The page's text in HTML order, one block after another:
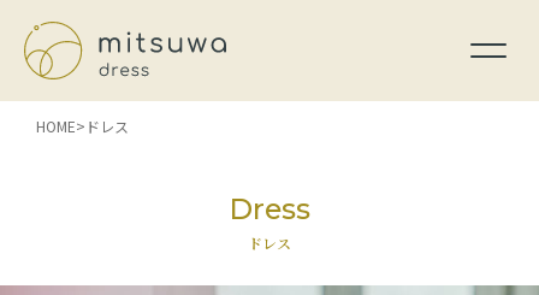
HOME ドレス
Dress
ドレス